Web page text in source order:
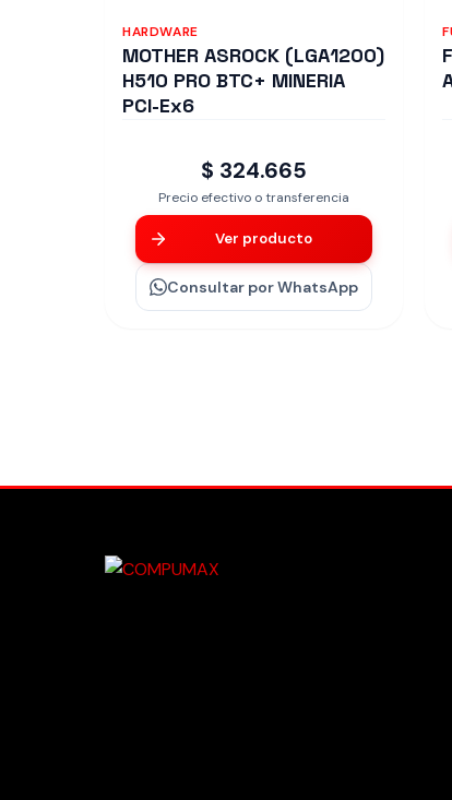
HARDWARE
MOTHER ASROCK (LGA1200)
H510 PRO BTC+ MINERIA
PCI-Ex6
$ 324.665
Precio efectivo o transferencia
Ver producto
Consultar por WhatsApp